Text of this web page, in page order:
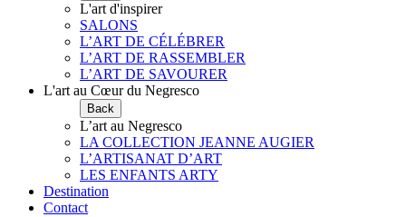
L'art d'inspirer
SALONS
L’ART DE CÉLÉBRER
L’ART DE RASSEMBLER
L’ART DE SAVOURER
L'art au Cœur du Negresco
Back
L’art au Negresco
LA COLLECTION JEANNE AUGIER
L’ARTISANAT D’ART
LES ENFANTS ARTY
Destination
Contact